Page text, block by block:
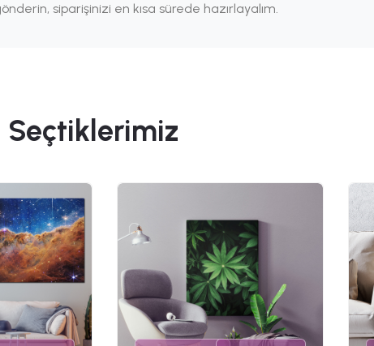
siparişinizi en kısa sürede hazırlayalım.
Seçtiklerimiz